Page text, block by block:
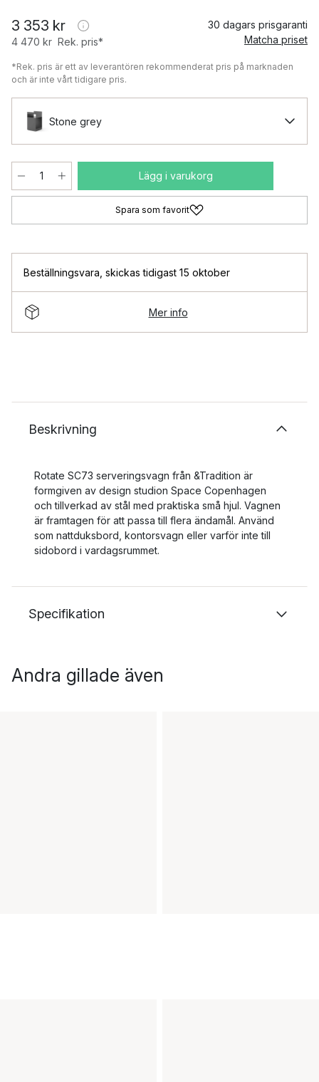
3 353 kr
4 470 kr Rek. pris*
30 dagars prisgaranti
Matcha priset
*Rek. pris är ett av leverantören rekommenderat pris på marknaden
och är inte vårt tidigare pris.
Stone grey
Lägg i varukorg
Spara som favorit
Beställningsvara skickas tidigast 15 oktober
Mer info
Beskrivning
Rotate SC73 serveringsvagn från &Tradition är
formgiven av design studion Space Copenhagen
och tillverkad av stål med praktiska små hjul. Vagnen
är framtagen för att passa till flera ändamål. Använd
som nattduksbord, kontorsvagn eller varför inte till
sidobord i vardagsrummet.
Specifikation
Andra gillade även